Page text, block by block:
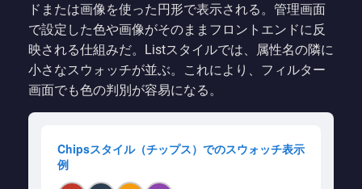
ドまたは画像を使った円形で表示される。管理画面
で設定した色や画像がそのままフロントエンドに反
映される仕組みだ。Listスタイルでは、属性名の隣に
小さなスウォッチが並ぶ。これにより、フィルター
画面でも色の判別が容易になる。
Chipsスタイル（チップス）でのスウォッチ表示
例